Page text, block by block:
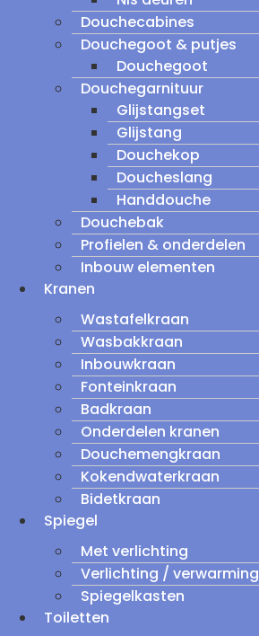
Douchecabines
Douchegoot & putjes
Douchegoot
Douchegarnituur
Glijstangset
Glijstang
Douchekop
Doucheslang
Handdouche
Douchebak
Profielen & onderdelen
Inbouw elementen
Kranen
Wastafelkraan
Wasbakkraan
Inbouwkraan
Fonteinkraan
Badkraan
Onderdelen kranen
Douchemengkraan
Kokendwaterkraan
Bidetkraan
Spiegel
Met verlichting
Verlichting / verwarming
Spiegelkasten
Toiletten